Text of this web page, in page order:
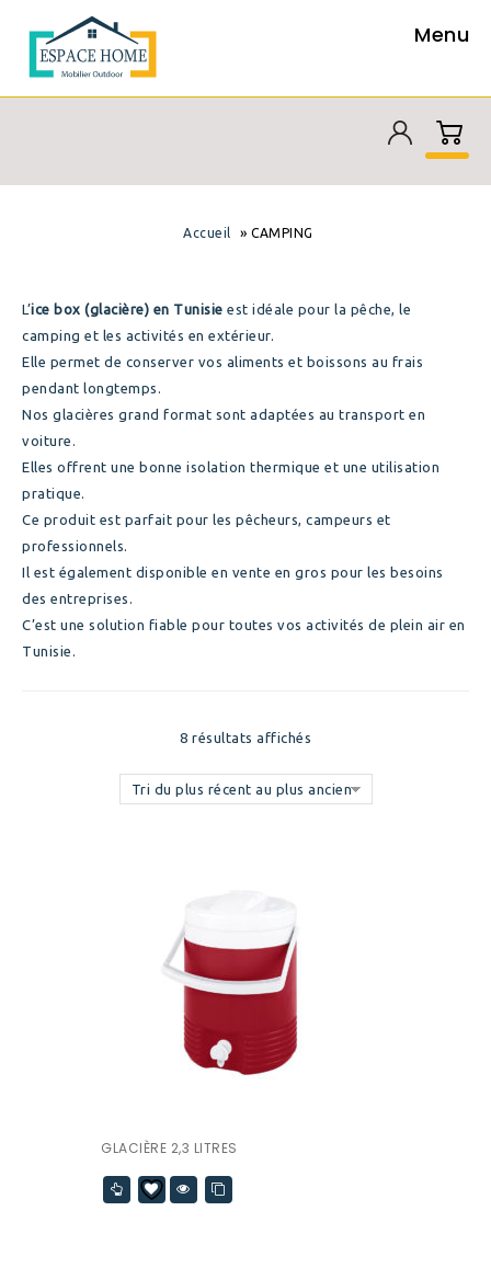
Menu
Accueil »CAMPING
L’ice box (glacière) en Tunisie est idéale pour la pêche, le
camping et les activités en extérieur.
Elle permet de conserver vos aliments et boissons au frais
pendant longtemps.
Nos glacières grand format sont adaptées au transport en
voiture.
Elles offrent une bonne isolation thermique et une utilisation
pratique.
Ce produit est parfait pour les pêcheurs, campeurs et
professionnels.
Il est également disponible en vente en gros pour les besoins
des entreprises.
C’est une solution fiable pour toutes vos activités de plein air en
Tunisie.
8 résultats affichés
Tri du plus récent au plus ancien
GLACIÈRE 2,3 LITRES